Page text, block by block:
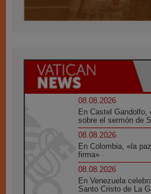
08.08.2026
En Castel
sobre el sermón de
08.08.2026
En Colombia, «la
firma»
08.08.2026
En Venezuela
Santo Cristo de La